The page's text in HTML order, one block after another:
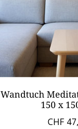
Wandtuch
150 x
CHF